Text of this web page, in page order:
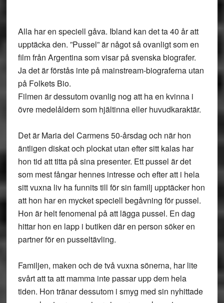
Alla har en speciell gåva. Ibland kan det ta 40 år att
upptäcka den. ”Pussel” är något så ovanligt som en
film från Argentina som visar på svenska biografer.
Ja det är förstås inte på mainstream-biograferna utan
på Folkets Bio.
Filmen är dessutom ovanlig nog att ha en kvinna i
övre medelåldern som hjältinna eller huvudkaraktär.
Det är Maria del Carmens 50-årsdag och när hon
äntligen diskat och plockat utan efter sitt kalas har
hon tid att titta på sina presenter. Ett pussel är det
som mest fångar hennes intresse och efter att i hela
sitt vuxna liv ha funnits till för sin familj upptäcker hon
att hon har en mycket speciell begåvning för pussel.
Hon är helt fenomenal på att lägga pussel. En dag
hittar hon en lapp i butiken där en person söker en
partner för en pusseltävling.
Familjen, maken och de två vuxna sönerna, har lite
svårt att ta att mamma inte passar upp dem hela
tiden. Hon tränar dessutom i smyg med sin nyhittade